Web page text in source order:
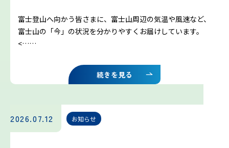
吉田ルート
富士山まめ知識
雷の危険性
富士登山へ向かう皆さまに、富士山周辺の気温や風速など、
富士山の「今」の状況を分かりやすくお届けしています。
<……
続きを見る
2026.07.12 お知らせ